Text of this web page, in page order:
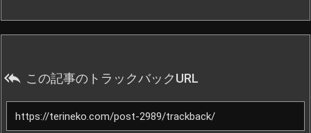
 この記事のトラックバックURL